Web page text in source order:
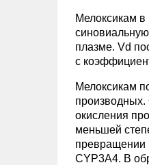
Мелоксикам
плазме. Vd
с
Мелоксикам
производных.
окисления
меньшей
превращении
CYP3A4. В